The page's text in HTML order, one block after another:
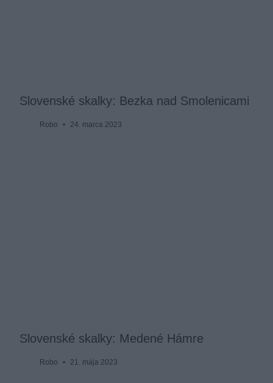
Slovenské skalky: Bezka nad Smolenicami
Robo 24. marca 2023
Slovenské skalky: Medené Hámre
Robo 21. mája 2023